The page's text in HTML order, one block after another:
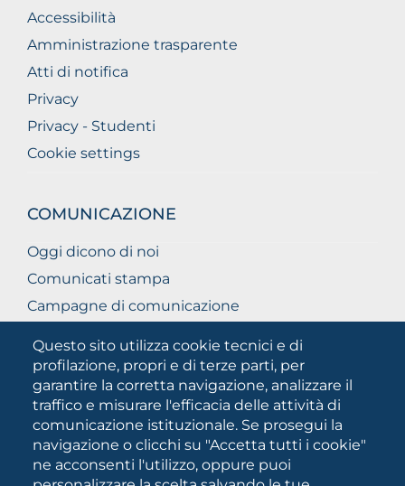
Questo sito utilizza cookie tecnici e di
profilazione, propri e di terze parti, per
garantire la corretta navigazione, analizzare il
traffico e misurare l'efficacia delle attività di
comunicazione istituzionale. Se prosegui la
navigazione o clicchi su "Accetta tutti i cookie"
ne acconsenti l'utilizzo, oppure puoi
Accessibilità
Amministrazione trasparente
Atti di notifica
Privacy
Privacy - Studenti
Cookie settings
COMUNICAZIONE
Oggi dicono di noi
Comunicati stampa
Campagne di comunicazione
Unifg Mag
Manuale di identità visiva
Facts and figures
SOCIAL